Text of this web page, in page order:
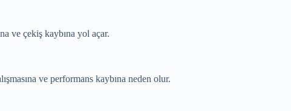
ve çekiş kaybına yol açar.
ve performans kaybına neden olur.